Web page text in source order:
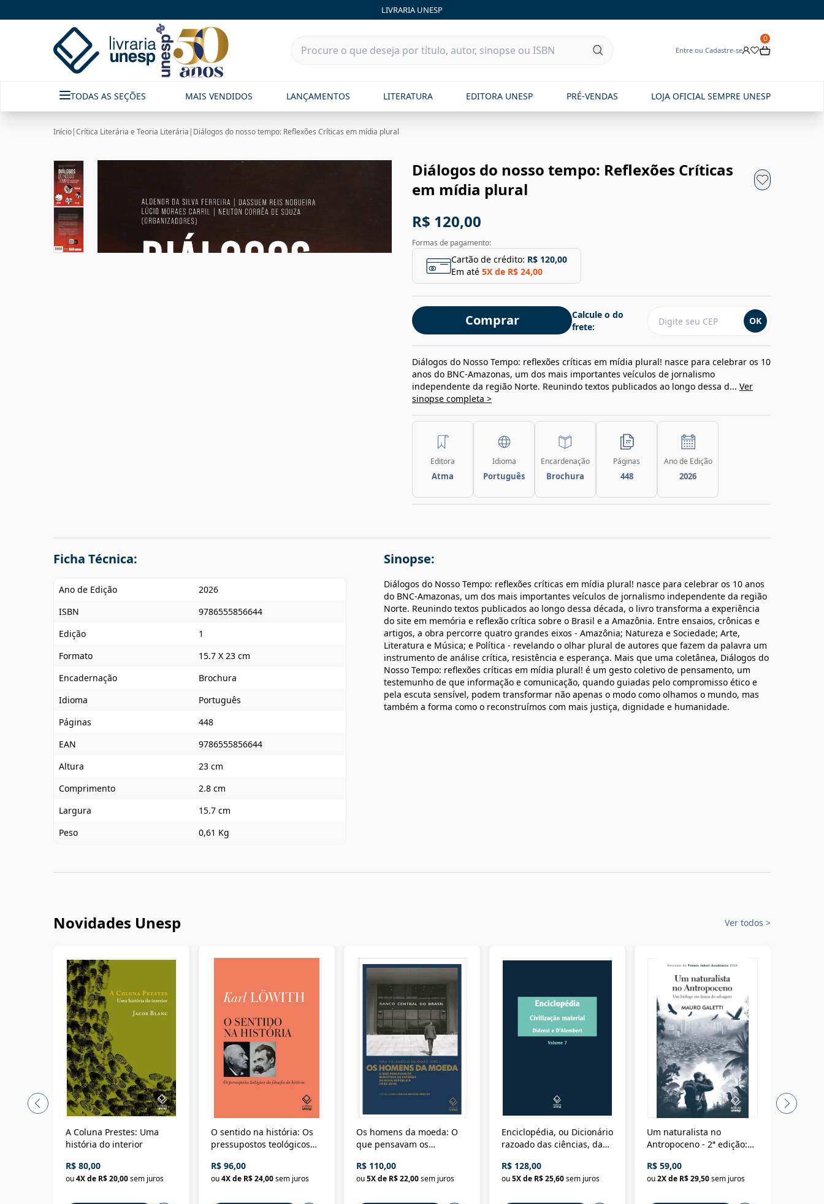
LIVRARIA UNESP
Entre ou Cadastre-se
0
TODAS AS SEÇÕES MAIS VENDIDOS LANÇAMENTOS LITERATURA EDITORA UNESP PRÉ-VENDAS LOJA OFICIAL SEMPRE UNESP
Início|Crítica Literária e Teoria Literária | Diálogos do nosso tempo: Reflexões Críticas em mídia plural
Diálogos do nosso tempo: Reflexões Críticas
em mídia plural
R$ 120,00
Formas de pagamento:
Cartão de crédito: R$ 120,00
Em até 5X de R$ 24,00
Comprar
Calcule o do
frete:
OK
Diálogos do Nosso Tempo: reflexões críticas em mídia plural! nasce para celebrar os 10
anos do BNC-Amazonas, um dos mais importantes veículos de jornalismo
independente da região Norte. Reunindo textos publicados ao longo dessa d... Ver
sinopse completa >
Editora
Atma
Idioma
Português
Encardenação
Brochura
Páginas
448
Ano de Edição
2026
Ficha Técnica:
Ano de Edição
2026
ISBN
9786555856644
Edição
1
Formato
15.7 X 23 cm
Encadernação
Brochura
Idioma
Português
Páginas
448
EAN
9786555856644
Altura
23 cm
Comprimento
2.8 cm
Largura
15.7 cm
Peso
0,61 Kg
Sinopse:
Diálogos do Nosso Tempo: reflexões críticas em mídia plural! nasce para celebrar os 10 anos
do BNC-Amazonas, um dos mais importantes veículos de jornalismo independente da região
Norte. Reunindo textos publicados ao longo dessa década, o livro transforma a experiência
do site em memória e reflexão crítica sobre o Brasil e a Amazônia. Entre ensaios, crônicas e
artigos, a obra percorre quatro grandes eixos - Amazônia; Natureza e Sociedade; Arte,
Literatura e Música; e Política - revelando o olhar plural de autores que fazem da palavra um
instrumento de análise crítica, resistência e esperança. Mais que uma coletânea, Diálogos do
Nosso Tempo: reflexões críticas em mídia plural! é um gesto coletivo de pensamento, um
testemunho de que informação e comunicação, quando guiadas pelo compromisso ético e
pela escuta sensível, podem transformar não apenas o modo como olhamos o mundo, mas
também a forma como o reconstruímos com mais justiça, dignidade e humanidade.
Novidades Unesp Ver todos >
A Coluna Prestes: Uma
história do interior
R$ 80,00
ou4X de R$ 20,00sem juros
O sentido na história: Os
pressupostos teológicos
R$ 96,00
ou4X de R$ 24,00sem juros
Os homens da moeda: O
que pensavam os
Nova República (1985-
2018)
R$ 110,00
ou5X de R$ 22,00sem juros
Enciclopédia, ou Dicionário
razoado das ciências, das
Civilização material
R$ 128,00
ou5X de R$ 25,60sem juros
Um naturalista no
Antropoceno - 2ª edição:
selvagem
R$ 59,00
ou2X de R$ 29,50sem juros